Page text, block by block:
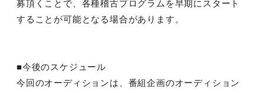
募頂くことで、各種稽古プログラムを早期にスタート
することが可能となる場合があります。
■今後のスケジュール
今回のオーディションは、番組企画のオーディション